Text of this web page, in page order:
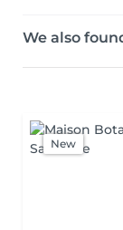
We also
New